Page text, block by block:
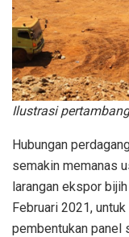
Ilustrasi
Hubungan
semakin memanas
larangan ekspor
Februari 2021,
pembentukan panel